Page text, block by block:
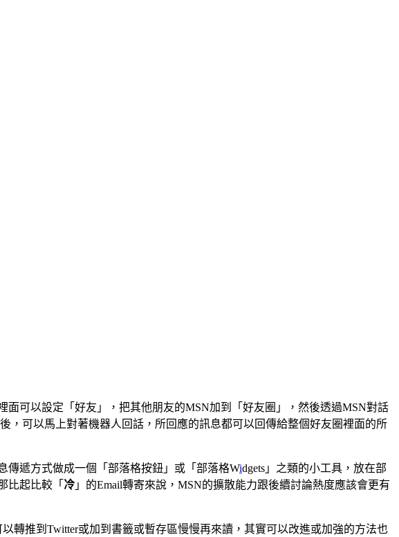
可以設定「好友」，把其他朋友的MSN加到「好友圈」，然後透過MSN對話
，可以馬上對著機器人回話，所回應的訊息都可以回傳給整個好友圈裡面的所
傳遞方式做成一個「部落格按鈕」或「部落格Widgets」之類的小工具，放在部
比起比較「 冷」的Email轉寄來說，MSN的擴散能力跟後續討論熱度應該會更有
轉推到Twitter或加到書籤或暫存區慢慢再來讀，其實可以改進或加強的方法也